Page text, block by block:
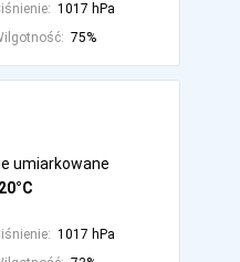
1017 hPa
75%
20°C
umiarkowane
1017 hPa